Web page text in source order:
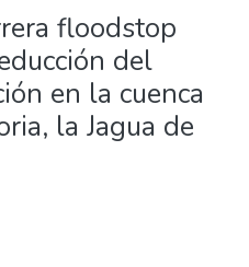
floodstop
del
en la cuenca
la Jagua de